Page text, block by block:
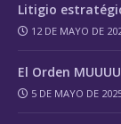
Litigio
12 DE MAYO DE
El Orden
5 DE MAYO DE